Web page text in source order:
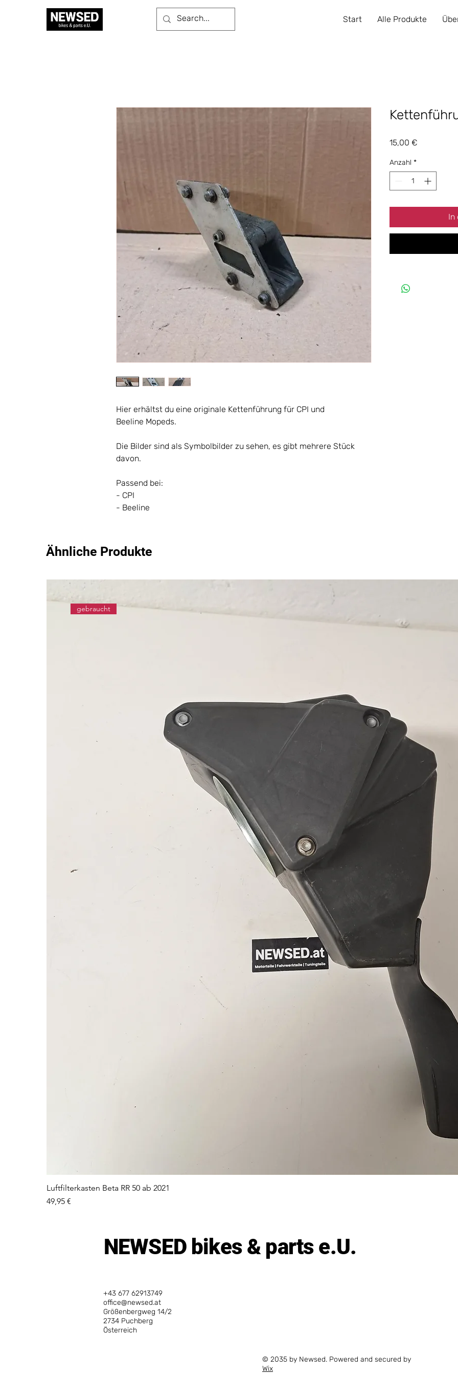
Start Alle Produkte
Hier erhältst du eine originale Kettenführung für CPI und
Beeline Mopeds.
Die Bilder sind als Symbolbilder zu sehen, es gibt mehrere Stück
davon.
Passend bei:
- CPI
- Beeline
15,00 €
Anzahl *
In
Ähnliche Produkte
gebraucht
Luftfilterkasten Beta RR 50 ab 2021
Preis
49,95 €
NEWSED bikes & parts e.U.
+43 677 62913749
office@newsed.at
Größenbergweg 14/2
2734 Puchberg
Österreich
© 2035 by Newsed. Powered and secured by
Wix